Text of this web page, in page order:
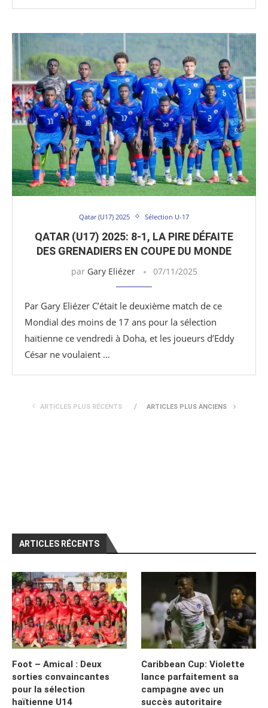
Qatar (U17) 2025 Sélection U-17
QATAR (U17) 2025: 8-1, LA PIRE DÉFAITE
DES GRENADIERS EN COUPE DU MONDE
par Gary Eliézer 07/11/2025
Par Gary Eliézer C’était le deuxième match de ce
Mondial des moins de 17 ans pour la sélection
haïtienne ce vendredi à Doha, et les joueurs d’Eddy
César ne voulaient …
ARTICLES PLUS RÉCENTS ARTICLES PLUS ANCIENS
ARTICLES RÉCENTS
Foot – Amical : Deux
sorties convaincantes
pour la sélection
haïtienne U14
Caribbean Cup: Violette
lance parfaitement sa
campagne avec un
succès autoritaire